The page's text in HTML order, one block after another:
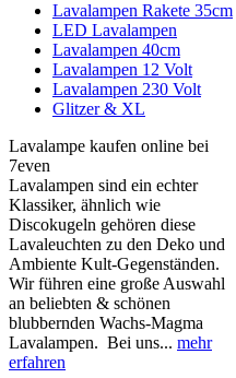
Lavalampen Rakete 35cm
LED Lavalampen
Lavalampen 40cm
Lavalampen 12 Volt
Lavalampen 230 Volt
Glitzer & XL
Lavalampe kaufen online bei
7even
Lavalampen sind ein echter
Klassiker, ähnlich wie
Discokugeln gehören diese
Lavaleuchten zu den Deko und
Ambiente Kult-Gegenständen.
Wir führen eine große Auswahl
an beliebten & schönen
blubbernden Wachs-Magma
Lavalampen. Bei uns... mehr
erfahren